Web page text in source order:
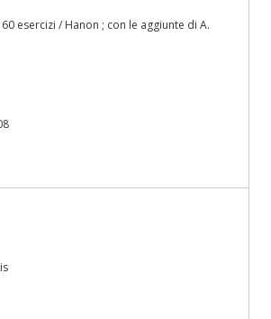
esercizi / Hanon ; con le aggiunte di A.